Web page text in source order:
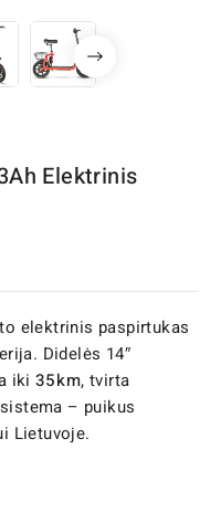
Elektrinis
elektrinis paspirtukas
Didelės 14″
iki35 km, tvirta
– puikus
Lietuvoje.